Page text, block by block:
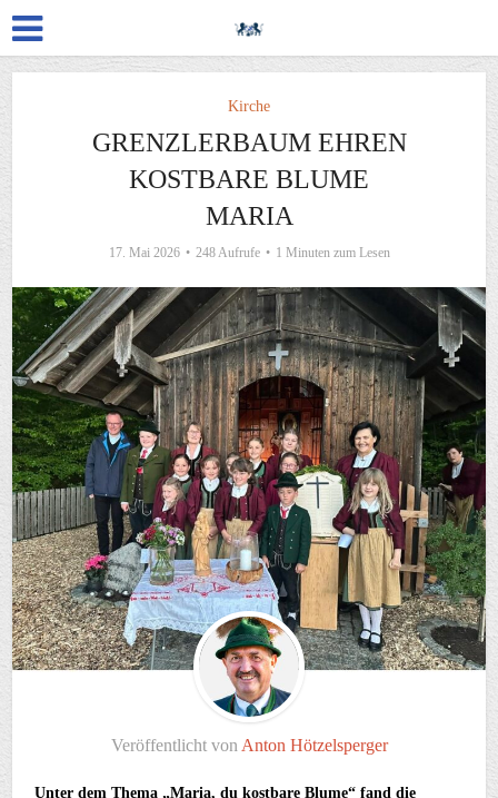
Kirche
GRENZLERBAUM EHREN
KOSTBARE BLUME
MARIA
17. Mai 2026 248 Aufrufe 1 Minuten zum Lesen
Veröffentlicht von Anton Hötzelsperger
Unter dem Thema „Maria, du kostbare Blume“ fand die